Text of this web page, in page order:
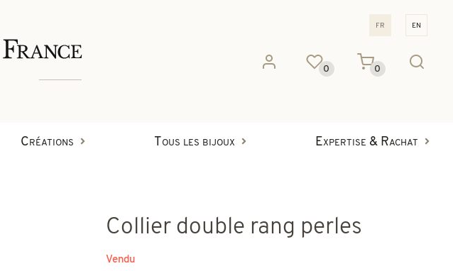
fr en
0 0
Créations Tous les bijoux Expertise & Rachat
Collier double rang perles
Vendu